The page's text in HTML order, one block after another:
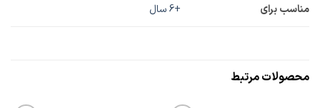
مناسب برای
محصولات مرتبط